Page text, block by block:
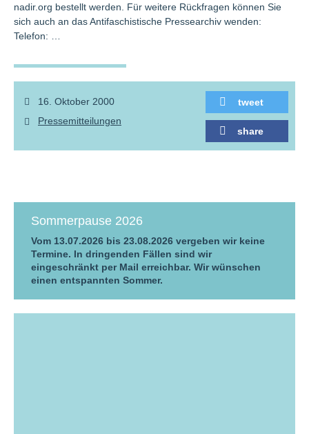
nadir.org bestellt werden. Für weitere Rückfragen können Sie
sich auch an das Antifaschistische Pressearchiv wenden:
Telefon: …
tweet
share
16. Oktober 2000
Pressemitteilungen
Sommerpause 2026
Vom 13.07.2026 bis 23.08.2026 vergeben wir keine
Termine. In dringenden Fällen sind wir
eingeschränkt per Mail erreichbar. Wir wünschen
einen entspannten Sommer.